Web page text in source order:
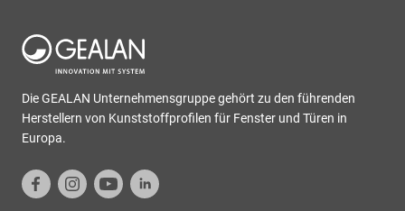
Die GEALAN Unternehmensgruppe gehört zu den führenden
Herstellern von Kunststoffprofilen für Fenster und Türen in
Europa.